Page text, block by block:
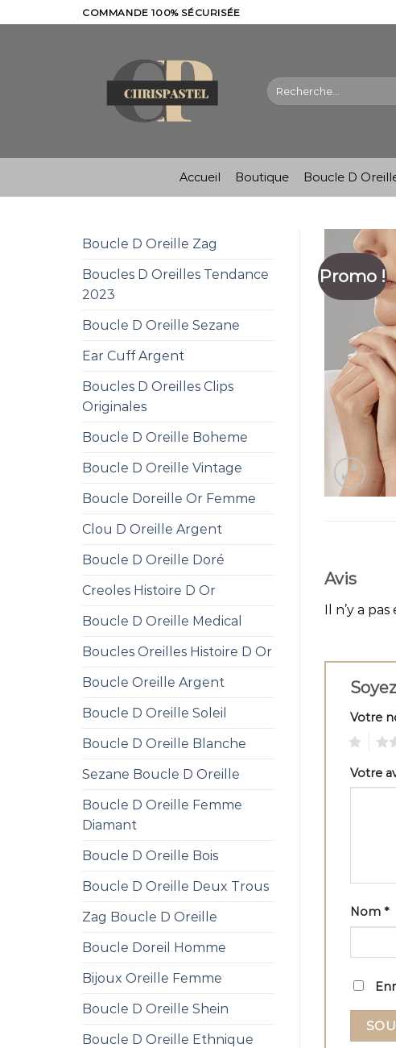
to
COMMANDE 100% SÉCURISÉE
Recherche
pour :
Accueil Boutique Boucle D
Boucle D Oreille Zag
Boucles D Oreilles Tendance
2023
Boucle D Oreille Sezane
Ear Cuff Argent
Boucles D Oreilles Clips
Originales
Boucle D Oreille Boheme
Boucle D Oreille Vintage
Boucle Doreille Or Femme
Clou D Oreille Argent
Boucle D Oreille Doré
Creoles Histoire D Or
Boucle D Oreille Medical
Boucles Oreilles Histoire D Or
Boucle Oreille Argent
Boucle D Oreille Soleil
Boucle D Oreille Blanche
Sezane Boucle D Oreille
Boucle D Oreille Femme
Diamant
Boucle D Oreille Bois
Boucle D Oreille Deux Trous
Zag Boucle D Oreille
Boucle Doreil Homme
Bijoux Oreille Femme
Boucle D Oreille Shein
Boucle D Oreille Ethnique
Promo !
Avis
Il n’y a pas
Votre
Votre
Nom *